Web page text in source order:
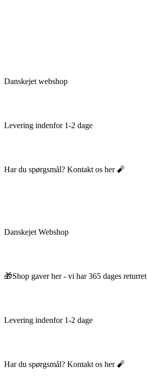
Danskejet webshop
Levering indenfor 1-2 dage
Har du spørgsmål? Kontakt os her 🧨
Danskejet Webshop
🎁Shop gaver her - vi har 365 dages returret
Levering indenfor 1-2 dage
Har du spørgsmål? Kontakt os her 🧨